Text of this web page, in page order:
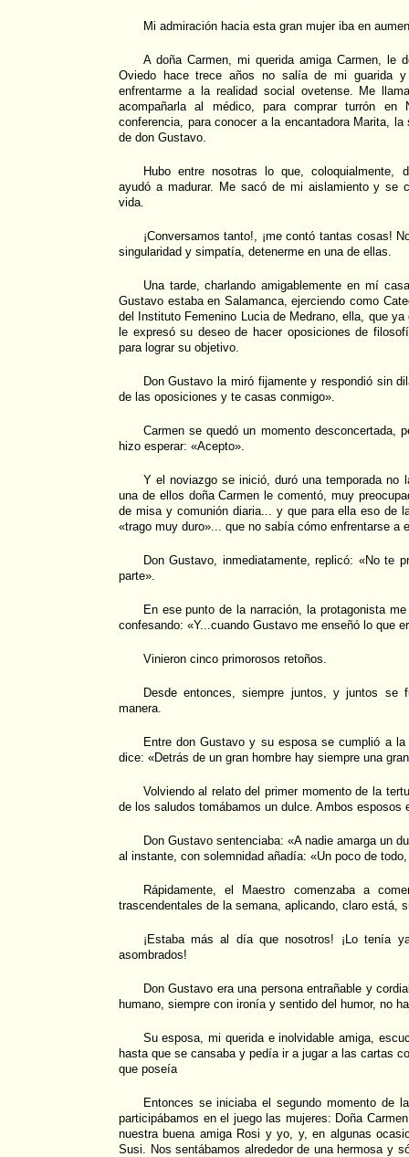
Mi admiración hacia esta gran mujer iba en
A doña Carmen, mi querida amiga Carmen, le
Oviedo hace trece años no salía de mi guarida
enfrentarme a la realidad social ovetense. Me
acompañarla al médico, para comprar turrón en
conferencia, para conocer a la encantadora Marita,
de don Gustavo.
Hubo entre nosotras lo que, coloquialmente,
ayudó a madurar. Me sacó de mi aislamiento y se
vida.
¡Conversamos tanto!, ¡me contó tantas cosas!
singularidad y simpatía, detenerme en una de ellas.
Una tarde, charlando amigablemente en mí
Gustavo estaba en Salamanca, ejerciendo como
del Instituto Femenino Lucia de Medrano, ella, que
le expresó su deseo de hacer oposiciones de
para lograr su objetivo.
Don Gustavo la miró fijamente y respondió sin
de las oposiciones y te casas conmigo».
Carmen se quedó un momento desconcertada,
hizo esperar: «Acepto».
Y el noviazgo se inició, duró una temporada no
una de ellos doña Carmen le comentó, muy
de misa y comunión diaria... y que para ella eso de
«trago muy duro»... que no sabía cómo enfrentarse a
Don Gustavo, inmediatamente, replicó: «No te
parte».
En ese punto de la narración, la protagonista
confesando: «Y...cuando Gustavo me enseñó lo que
Vinieron cinco primorosos retoños.
Desde entonces, siempre juntos, y juntos se
manera.
Entre don Gustavo y su esposa se cumplió a la
dice: «Detrás de un gran hombre hay siempre una
Volviendo al relato del primer momento de la
de los saludos tomábamos un dulce. Ambos esposos
Don Gustavo sentenciaba: «A nadie amarga un
al instante, con solemnidad añadía: «Un poco de
Rápidamente, el Maestro comenzaba a
trascendentales de la semana, aplicando, claro está,
¡Estaba más al día que nosotros! ¡Lo tenía
asombrados!
Don Gustavo era una persona entrañable y
humano, siempre con ironía y sentido del humor, no
Su esposa, mi querida e inolvidable amiga,
hasta que se cansaba y pedía ir a jugar a las cartas
que poseía
Entonces se iniciaba el segundo momento de
participábamos en el juego las mujeres: Doña
nuestra buena amiga Rosi y yo, y, en algunas
Susi. Nos sentábamos alrededor de una hermosa y